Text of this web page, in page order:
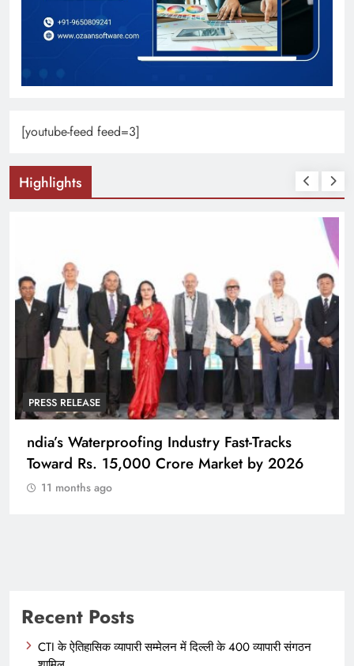
[youtube-feed feed=3]
Highlights
PRESS RELEASE
ndia’s Waterproofing Industry Fast-Tracks
Toward Rs. 15,000 Crore Market by 2026
11 months ago
Recent Posts
CTI के ऐतिहासिक व्यापारी सम्मेलन में दिल्ली के 400 व्यापारी संगठन